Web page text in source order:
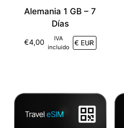
Alemania 1 GB – 7
Días
€4,00
IVA
incluido